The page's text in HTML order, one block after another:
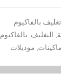
, التغليف, بالفاكيوم
ماكينات, موديلات